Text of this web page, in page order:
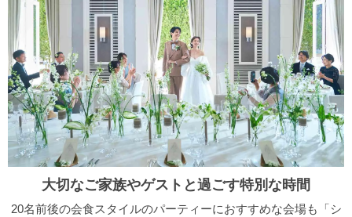
大切なご家族やゲストと過ごす特別な時間
20名前後の会食スタイルのパーティーにおすすめな会場も「シ